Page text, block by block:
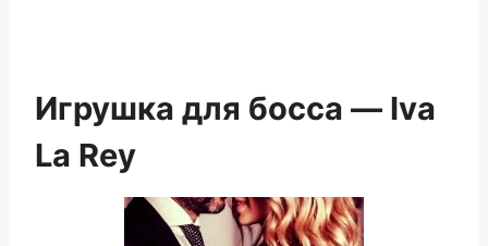
Игрушка для босса — Iva
La Rey